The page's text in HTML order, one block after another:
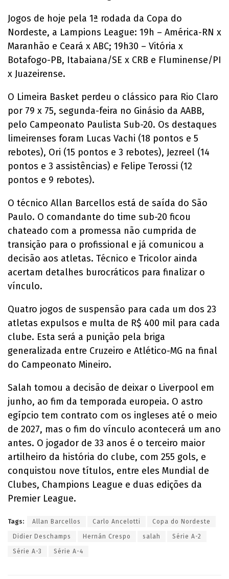
Jogos de hoje pela 1ª rodada da Copa do
Nordeste, a Lampions League: 19h – América-RN x
Maranhão e Ceará x ABC; 19h30 – Vitória x
Botafogo-PB, Itabaiana/SE x CRB e Fluminense/PI
x Juazeirense.
O Limeira Basket perdeu o clássico para Rio Claro
por 79 x 75, segunda-feira no Ginásio da AABB,
pelo Campeonato Paulista Sub-20. Os destaques
limeirenses foram Lucas Vachi (18 pontos e 5
rebotes), Ori (15 pontos e 3 rebotes), Jezreel (14
pontos e 3 assistências) e Felipe Terossi (12
pontos e 9 rebotes).
O técnico Allan Barcellos está de saída do São
Paulo. O comandante do time sub-20 ficou
chateado com a promessa não cumprida de
transição para o profissional e já comunicou a
decisão aos atletas. Técnico e Tricolor ainda
acertam detalhes burocráticos para finalizar o
vínculo.
Quatro jogos de suspensão para cada um dos 23
atletas expulsos e multa de R$ 400 mil para cada
clube. Esta será a punição pela briga
generalizada entre Cruzeiro e Atlético-MG na final
do Campeonato Mineiro.
Salah tomou a decisão de deixar o Liverpool em
junho, ao fim da temporada europeia. O astro
egípcio tem contrato com os ingleses até o meio
de 2027, mas o fim do vínculo acontecerá um ano
antes. O jogador de 33 anos é o terceiro maior
artilheiro da história do clube, com 255 gols, e
conquistou nove títulos, entre eles Mundial de
Clubes, Champions League e duas edições da
Premier League.
Tags: Allan Barcellos Carlo Ancelotti Copa do Nordeste
Didier Deschamps Hernán Crespo salah Série A-2
Série A-3 Série A-4